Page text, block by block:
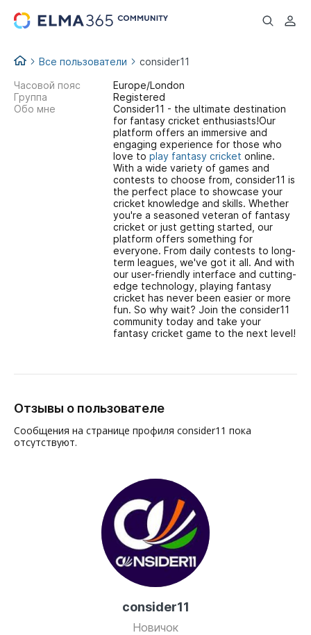
...
Все пользователи consider11
consider11
Новичок
Часовой пояс
Europe/London
Группа
Registered
Обо мне
Consider11 - the ultimate destination
for fantasy cricket enthusiasts!Our
platform offers an immersive and
engaging experience for those who
love to play fantasy cricket online.
With a wide variety of games and
contests to choose from, consider11 is
the perfect place to showcase your
cricket knowledge and skills. Whether
you're a seasoned veteran of fantasy
cricket or just getting started, our
platform offers something for
everyone. From daily contests to long-
term leagues, we've got it all. And with
our user-friendly interface and cutting-
edge technology, playing fantasy
cricket has never been easier or more
fun. So why wait? Join the consider11
community today and take your
fantasy cricket game to the next level!
Отзывы о пользователе
Сообщения на странице профиля consider11 пока
отсутствуют.